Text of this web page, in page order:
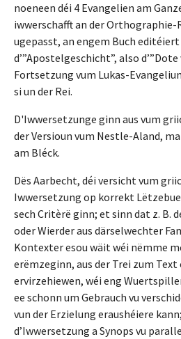
noeneen déi 4 Evangelien am
iwwerschafft an der Orthographie-
ugepasst, an engem Buch
d’”Apostelgeschicht”, also
Fortsetzung vum Lukas-
si un der Rei.
D'Iwwersetzunge ginn aus vum
der Versioun vum Nestle-Aland,
am Bléck.
Dës Aarbecht, déi versicht vum
Iwwersetzung op korrekt
sech Critèrë ginn; et sinn dat z. B.
oder Wierder aus därselwechter
Kontexter esou wäit wéi nëmme
erëmzeginn, aus der Trei zum Text
ervirzehiewen, wéi eng
ee schonn um Gebrauch vu
vun der Erzielung eraushéiere
d’Iwwersetzung a Synops vu